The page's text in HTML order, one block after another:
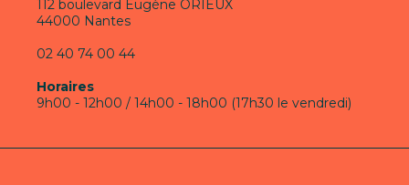
112 boulevard Eugène ORIEUX
44000 Nantes
02 40 74 00 44
Horaires
9h00 - 12h00 / 14h00 - 18h00 (17h30 le vendredi)